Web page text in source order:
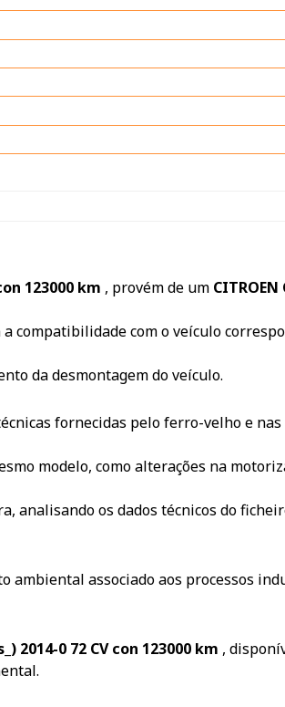
123000 km , provém de um CITROEN
compatibilidade com o veículo
da desmontagem do veículo.
fornecidas pelo ferro-velho e
modelo, como alterações na
analisando os dados técnicos do
ambiental associado aos processos
2014-0 72 CV con 123000 km ,